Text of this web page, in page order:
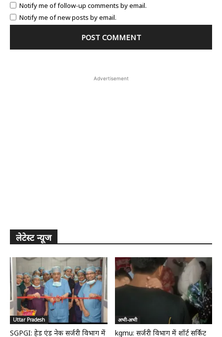
Notify me of follow-up comments by email.
Notify me of new posts by email.
Advertisement
लेटेस्ट न्यूज
Uttar Pradesh
SGPGI: हेड एंड नेक सर्जरी विभाग में
अभी-अभी
kgmu: सर्जरी विभाग में शॉर्ट सर्किट